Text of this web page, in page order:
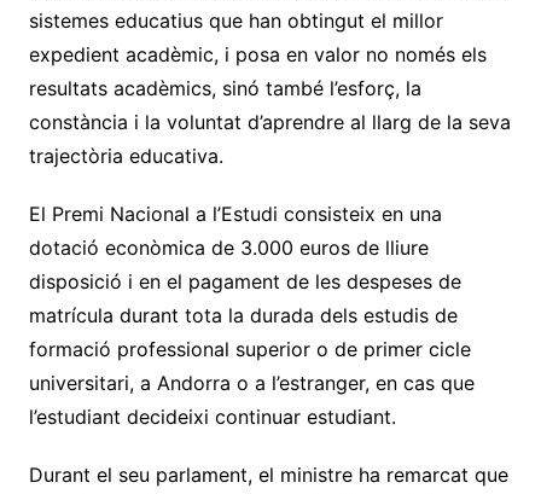
sistemes educatius que han obtingut el millor
expedient acadèmic, i posa en valor no només els
resultats acadèmics, sinó també l’esforç, la
constància i la voluntat d’aprendre al llarg de la seva
trajectòria educativa.
El Premi Nacional a l’Estudi consisteix en una
dotació econòmica de 3.000 euros de lliure
disposició i en el pagament de les despeses de
matrícula durant tota la durada dels estudis de
formació professional superior o de primer cicle
universitari, a Andorra o a l’estranger, en cas que
l’estudiant decideixi continuar estudiant.
Durant el seu parlament, el ministre ha remarcat que